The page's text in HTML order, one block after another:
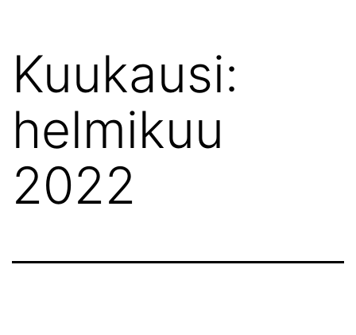
Kuukausi:
helmikuu
2022